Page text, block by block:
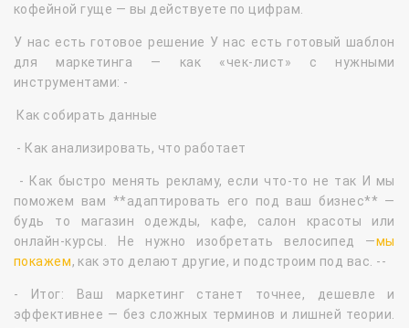
кофейной гуще — вы действуете по цифрам.
У нас есть готовое решение У нас есть готовый шаблон
для маркетинга — как «чек-лист» с нужными
инструментами: -
Как собирать данные
- Как анализировать, что работает
- Как быстро менять рекламу, если что-то не так И мы
поможем вам **адаптировать его под ваш бизнес** —
будь то магазин одежды, кафе, салон красоты или
онлайн-курсы. Не нужно изобретать велосипед —мы
покажем, как это делают другие, и подстроим под вас. --
- Итог: Ваш маркетинг станет точнее, дешевле и
эффективнее — без сложных терминов и лишней теории.